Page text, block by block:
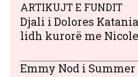
ARTIKUJT E FUNDIT
Djali i Dolores
lidh kurorë me
Emmy Nod i Summer